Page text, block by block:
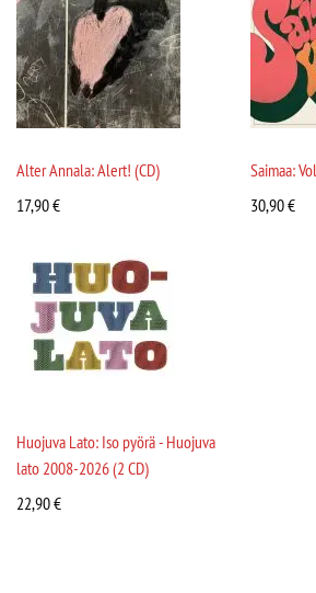
Alter Annala: Alert! (CD)
17,90€
Saimaa:
30,90€
Huojuva Lato: Iso pyörä - Huojuva
lato 2008-2026 (2 CD)
22,90€